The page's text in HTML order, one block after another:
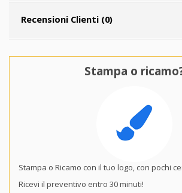
Recensioni Clienti (0)
Stampa o
Stampa o Ricamo con il tuo logo, con pochi
Ricevi il preventivo entro 30 minuti!